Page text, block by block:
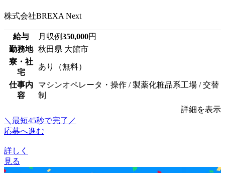
株式会社BREXA Next
給与 月収例350,000円
勤務地
秋田県 大館市
寮・社
宅
あり（無料）
仕事内
容
マシンオペレータ・操作 / 製薬化粧品系工場 / 交替
制
詳細を表示
＼最短45秒で完了／
応募へ進む
詳しく
見る